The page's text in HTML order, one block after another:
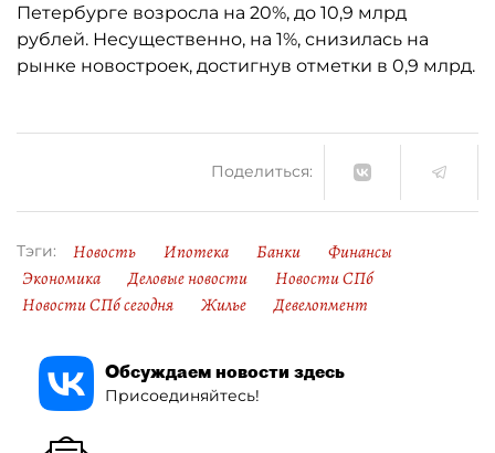
Петербурге возросла на 20%, до 10,9 млрд
рублей. Несущественно, на 1%, снизилась на
рынке новостроек, достигнув отметки в 0,9 млрд.
Поделиться:
Тэги: Новость Ипотека Банки
Финансы
Экономика
Деловые новости
Новости СПб
Новости СПб сегодня
Жилье Девелопмент
Обсуждаем новости здесь
Присоединяйтесь!